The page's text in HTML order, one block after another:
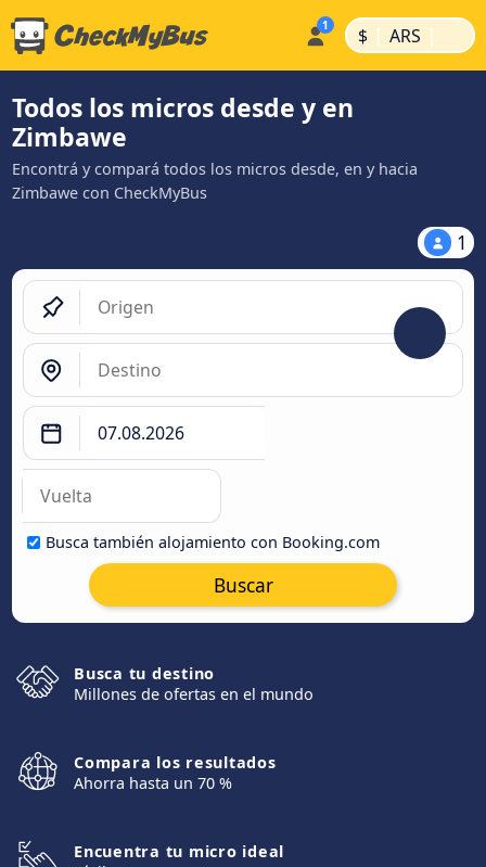
$ | ARS |
Todos los micros desde y en
Zimbawe
Encontrá y compará todos los micros desde, en y hacia
Zimbawe con CheckMyBus
1
Busca también alojamiento con Booking.com
Buscar
Busca tu destino
Millones de ofertas en el mundo
Compara los resultados
Ahorra hasta un 70 %
Encuentra tu micro ideal